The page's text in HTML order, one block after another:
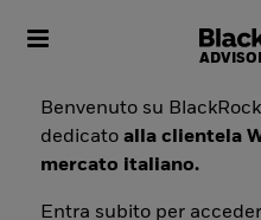
Toggle navigation
Benvenuto su
dedicatoalla clientela
mercato italiano.
Entra subito per